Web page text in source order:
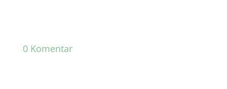
0 Komentar